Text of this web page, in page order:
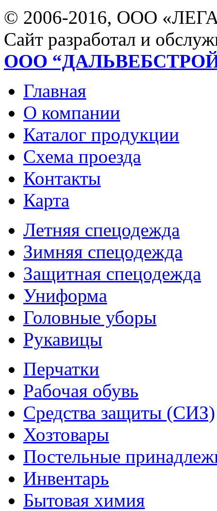
© 2006-2016, ООО
Сайт разработал и
ООО
Главная
О компании
Каталог продукции
Схема проезда
Контакты
Карта
Летняя спецодежда
Зимняя спецодежда
Защитная спецодежда
Униформа
Головные уборы
Рукавицы
Перчатки
Рабочая обувь
Средства защиты (СИЗ)
Хозтовары
Постельные
Инвентарь
Бытовая химия